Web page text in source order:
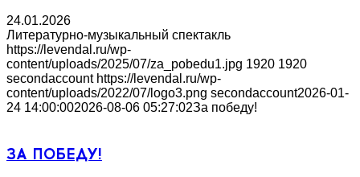
24.01.2026
Литературно-музыкальный спектакль
https://levendal.ru/wp-
content/uploads/2025/07/za_pobedu1.jpg 1920 1920
secondaccount https://levendal.ru/wp-
content/uploads/2022/07/logo3.png secondaccount2026-01-
24 14:00:002026-08-06 05:27:02За победу!
ЗА ПОБЕДУ!